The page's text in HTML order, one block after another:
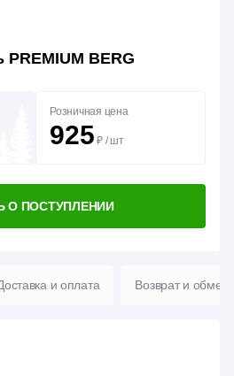
BERG
Розничная цена
925 ₽ / шт
О ПОСТУПЛЕНИИ
и оплата Возврат и обмен